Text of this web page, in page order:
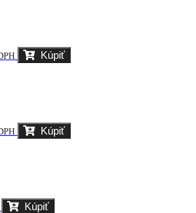
Kúpiť
Kúpiť
Kúpiť